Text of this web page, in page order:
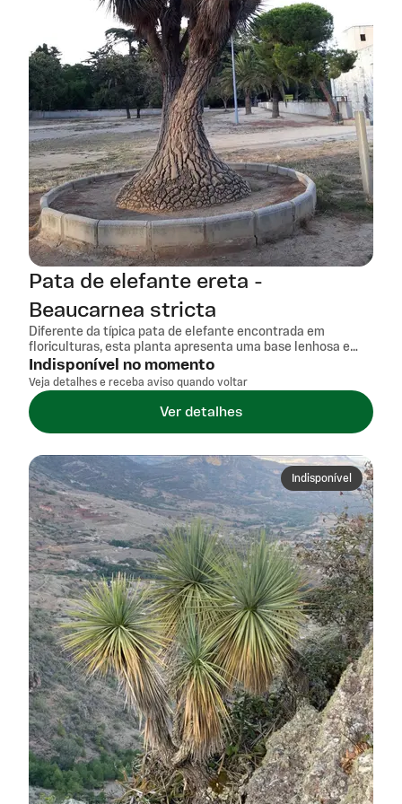
Pata de elefante ereta -
Beaucarnea stricta
Diferente da típica pata de elefante encontrada em
floriculturas, esta planta apresenta uma base lenhosa e
conical imponente, com folhas rígidas e eretas em tom
azul-esverdeado que conferem um visual escultural e
sofisticado. Seu porte alto e estrutura única a tornam um
destaque em qualquer ambiente. Além da beleza marcante,
é uma escolha resistente e prática, adaptando-se bem a
locais com muita luz e solo bem drenado. Ideal para quem
quer uma planta ornamental com presença forte e
personalidade singular, que foge do comum e agrega valor
ao seu espaço.
Indisponível no momento
Veja detalhes e receba aviso quando voltar
Ver detalhes
Indisponível